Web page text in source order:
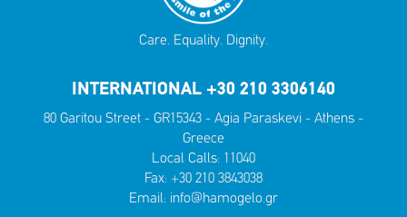
Care. Equality. Dignity.
INTERNATIONAL +30 210 3306140
80 Garitou Street - GR15343 - Agia Paraskevi - Athens -
Greece
Local Calls: 11040
Fax: +30 210 3843038
Email: info@hamogelo.gr